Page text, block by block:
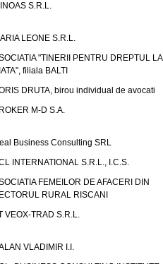
S.R.L.
LEONE S.R.L.
"TINERII PENTRU DREPTUL LA
filiala BALTI
DRUTA, birou individual de avocati
M-D S.A.
Business Consulting SRL
INTERNATIONAL S.R.L., I.C.S.
FEMEILOR DE AFACERI DIN
RURAL RISCANI
VEOX-TRAD S.R.L.
VLADIMIR I.I.